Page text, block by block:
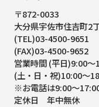
〒872-0033
大分県宇佐市住吉町2
(TEL)03-4500-9651
(FAX)03-4500-9652
営業時間 (平日)9:00～
(土・日・祝)10:00～
※お電話は9:00～
定休日 年中無休